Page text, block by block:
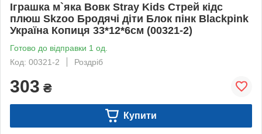
Іграшка м`яка Вовк Stray Kids Стрей кідс
плюш Skzoo Бродячі діти Блок пінк Blackpink
Україна Копиця 33*12*6см (00321-2)
Готово до відправки 1 од.
Код: 00321-2
Роздріб
303 ₴
Купити